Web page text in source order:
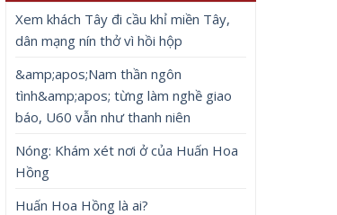
Xem khách Tây đi cầu khỉ miền Tây,
dân mạng nín thở vì hồi hộp
&amp;apos;Nam thần ngôn
tình&amp;apos; từng làm nghề giao
báo, U60 vẫn như thanh niên
Nóng: Khám xét nơi ở của Huấn Hoa
Hồng
Huấn Hoa Hồng là ai?